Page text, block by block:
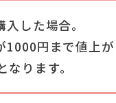
した場合。
円まで値上
なります。